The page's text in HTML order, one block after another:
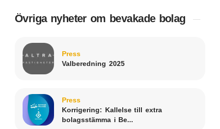
Övriga nyheter om bevakade bolag
Press
Valberedning 2025
Press
Korrigering: Kallelse till extra
bolagsstämma i Be...